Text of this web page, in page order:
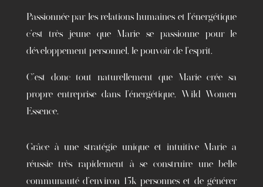
Passionnée par les relations humaines et l’énergétique
c’est très jeune que Marie se passionne pour le
développement personnel, le pouvoir de l’esprit.
C’est donc tout naturellement que Marie crée sa
propre entreprise dans l’énergétique, Wild Women
Essence.
Grâce à une stratégie unique et intuitive Marie a
réussie très rapidement à se construire une belle
communauté d’environ 15k personnes et de générer